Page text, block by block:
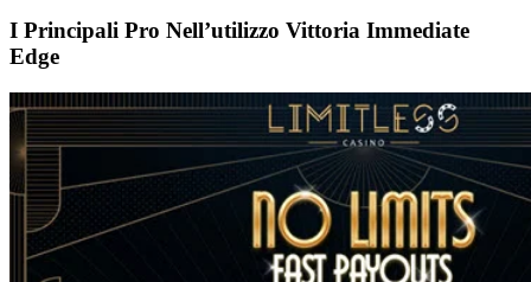
I Principali Pro Nell’utilizzo Vittoria Immediate
Edge